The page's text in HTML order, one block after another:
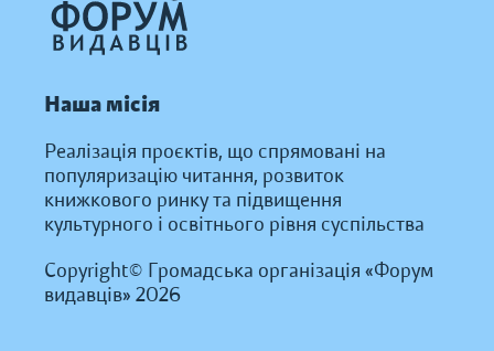
Наша місія
Реалізація проєктів, що спрямовані на
популяризацію читання, розвиток
книжкового ринку та підвищення
культурного і освітнього рівня суспільства
Copyright© Громадська організація «Форум
видавців» 2026